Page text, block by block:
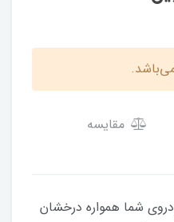
مقایسه
شما همواره درخشان